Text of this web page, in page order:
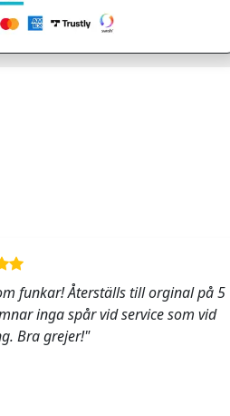
funkar! Återställs till orginal på 5
inga spår vid service som vid
Bra grejer!"